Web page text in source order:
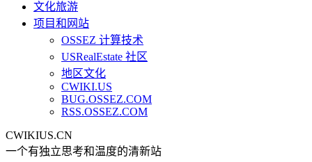
文化旅游
项目和网站
OSSEZ 计算技术
USRealEstate 社区
地区文化
CWIKI.US
BUG.OSSEZ.COM
RSS.OSSEZ.COM
CWIKIUS.CN
一个有独立思考和温度的清新站